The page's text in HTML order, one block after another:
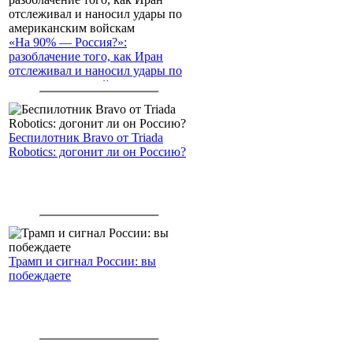
«На 90% — Россия?»:
разоблачение того, как Иран
отслеживал и наносил удары по
американским войскам
Беспилотник Bravo от Triada
Robotics: догонит ли он Россию?
Трамп и сигнал России: вы
побеждаете